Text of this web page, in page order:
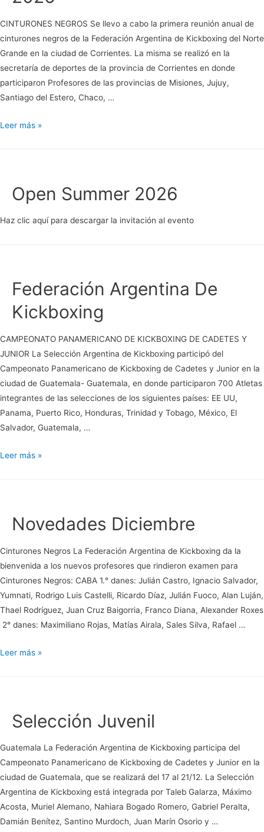
CINTURONES NEGROS Se llevo a cabo la primera reunión anual de
cinturones negros de la Federación Argentina de Kickboxing del Norte
Grande en la ciudad de Corrientes. La misma se realizó en la
secretaría de deportes de la provincia de Corrientes en donde
participaron Profesores de las provincias de Misiones, Jujuy,
Santiago del Estero, Chaco, …
2026
Leer más »
Open Summer 2026
Haz clic aquí para descargar la invitación al evento
Federación Argentina De
Kickboxing
CAMPEONATO PANAMERICANO DE KICKBOXING DE CADETES Y
JUNIOR La Selección Argentina de Kickboxing participó del
Campeonato Panamericano de Kickboxing de Cadetes y Junior en la
ciudad de Guatemala- Guatemala, en donde participaron 700 Atletas
integrantes de las selecciones de los siguientes países: EE UU,
Panama, Puerto Rico, Honduras, Trinidad y Tobago, México, El
Salvador, Guatemala, …
Federación
Leer más »
Novedades Diciembre
Cinturones Negros La Federación Argentina de Kickboxing da la
bienvenida a los nuevos profesores que rindieron examen para
Cinturones Negros: CABA 1.° danes: Julián Castro, Ignacio Salvador,
Yumnati, Rodrigo Luis Castelli, Ricardo Díaz, Julián Fuoco, Alan Luján,
Thael Rodríguez, Juan Cruz Baigorria, Franco Diana, Alexander Roxes
2° danes: Maximiliano Rojas, Matías Airala, Sales Silva, Rafael …
Novedades
Leer más »
Selección Juvenil
Guatemala La Federación Argentina de Kickboxing participa del
Campeonato Panamericano de Kickboxing de Cadetes y Junior en la
ciudad de Guatemala, que se realizará del 17 al 21/12. La Selección
Argentina de Kickboxing está integrada por Taleb Galarza, Máximo
Acosta, Muriel Alemano, Nahiara Bogado Romero, Gabriel Peralta,
Damián Benítez, Santino Murdoch, Juan Marín Osorio y …